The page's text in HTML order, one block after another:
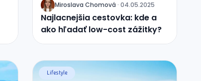
J Miroslava Chomová · 04.05.2025
Najlacnejšia cestovka: kde a
ako hľadať low-cost zážitky?
Lifestyle